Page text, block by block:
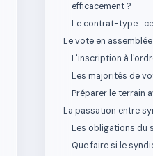
efficacement ?
Le contrat-type :
Le vote en
L'inscription à
Les majorités de
Préparer le terrain
La passation entre
Les obligations du
Que faire si le